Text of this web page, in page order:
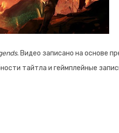
. Видео записано на основе
тайтла и геймплейные